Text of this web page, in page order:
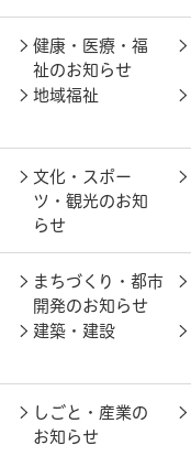
健康・医療・福
祉のお知らせ
地域福祉
文化・スポー
ツ・観光のお知
らせ
まちづくり・都市
開発のお知らせ
建築・建設
しごと・産業の
お知らせ